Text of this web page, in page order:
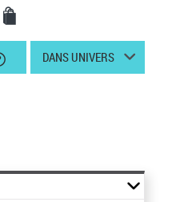
DANS UNIVERS